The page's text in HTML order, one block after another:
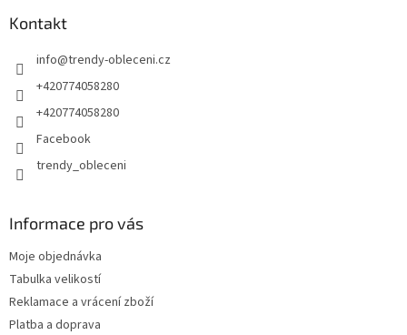
Kontakt
info@trendy-obleceni.cz
+420774058280
+420774058280
Facebook
trendy_obleceni
Informace pro vás
Moje objednávka
Tabulka velikostí
Reklamace a vrácení zboží
Platba a doprava